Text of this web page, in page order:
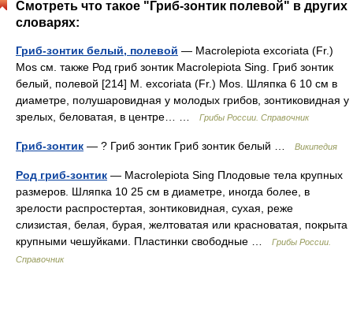
Смотреть что такое "Гриб-зонтик полевой" в других
словарях:
Гриб-зонтик белый, полевой — Macrolepiota excoriata (Fr.)
Mos см. также Род гриб зонтик Macrolepiota Sing. Гриб зонтик
белый, полевой [214] М. excoriata (Fr.) Mos. Шляпка 6 10 см в
диаметре, полушаровидная у молодых грибов, зонтиковидная у
зрелых, беловатая, в центре… …
Грибы России. Справочник
Гриб-зонтик — ? Гриб зонтик Гриб зонтик белый … Википедия
Род гриб-зонтик — Macrolepiota Sing Плодовые тела крупных
размеров. Шляпка 10 25 см в диаметре, иногда более, в
зрелости распростертая, зонтиковидная, сухая, реже
слизистая, белая, бурая, желтоватая или красноватая, покрыта
крупными чешуйками. Пластинки свободные …
Грибы России.
Справочник